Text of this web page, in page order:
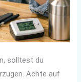
solltest du
Achte auf